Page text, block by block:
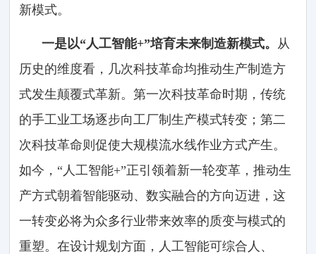
新模式。
一是以“人工智能+”培育未来制造新模式。 从
历史的维度看，几次科技革命均推动生产制造方
式发生颠覆式革新。第一次科技革命时期，传统
的手工业工场逐步向工厂制生产模式转变；第二
次科技革命则促使大规模流水线作业方式产生。
如今，“人工智能+”正引领着新一轮变革，推动生
产方式朝着智能驱动、数实融合的方向迈进，这
一转变必将为众多行业带来效率的质变与模式的
重塑。在设计规划方面，人工智能可综合人、